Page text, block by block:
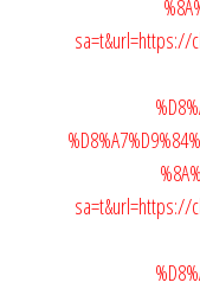
sa=t&url=https://
sa=t&url=https://